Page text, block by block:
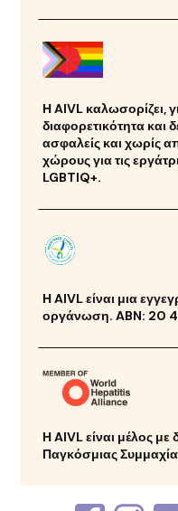
Η AIVL καλωσορίζει,
διαφορετικότητα
ασφαλείς και χωρίς
χώρους για τις
LGBTIQ+.
Η AIVL είναι μια
οργάνωση. ABN: 20
Η AIVL είναι μέλος
Παγκόσμιας